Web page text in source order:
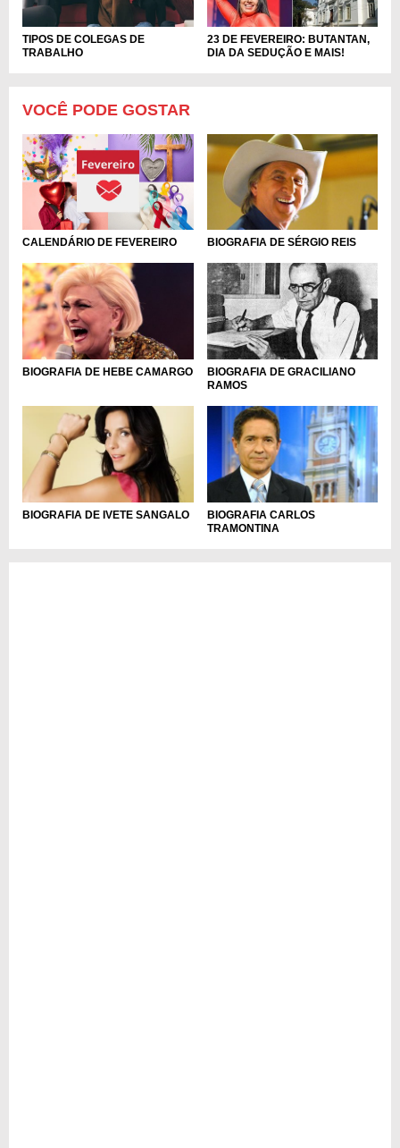
TIPOS DE COLEGAS DE
TRABALHO
23 DE FEVEREIRO: BUTANTAN,
DIA DA SEDUÇÃO E MAIS!
VOCÊ PODE GOSTAR
CALENDÁRIO DE FEVEREIRO BIOGRAFIA DE SÉRGIO REIS
BIOGRAFIA DE HEBE CAMARGO
BIOGRAFIA DE GRACILIANO
RAMOS
BIOGRAFIA DE IVETE SANGALO
BIOGRAFIA CARLOS
TRAMONTINA